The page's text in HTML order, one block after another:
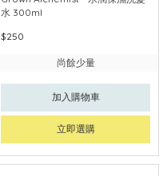
水 300ml
$250
尚餘少量
加入購物車
立即選購